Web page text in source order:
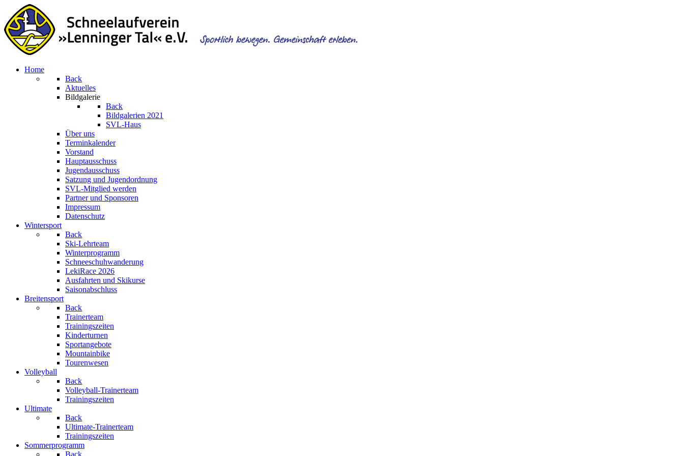
Home
Back
Aktuelles
Bildgalerie
Back
Bildgalerien 2021
SVL-Haus
Über uns
Terminkalender
Vorstand
Hauptausschuss
Jugendausschuss
Satzung und Jugendordnung
SVL-Mitglied werden
Partner und Sponsoren
Impressum
Datenschutz
Wintersport
Back
Ski-Lehrteam
Winterprogramm
Schneeschuhwanderung
LekiRace 2026
Ausfahrten und Skikurse
Saisonabschluss
Breitensport
Back
Trainerteam
Trainingszeiten
Kinderturnen
Sportangebote
Mountainbike
Tourenwesen
Volleyball
Back
Volleyball-Trainerteam
Trainingszeiten
Ultimate
Back
Ultimate-Trainerteam
Trainingszeiten
Sommerprogramm
Back